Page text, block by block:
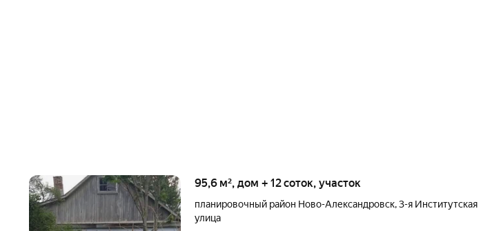
95,6 м², дом + 12 соток, участок
планировочный район Ново-Александровск,3-я Институтская
улица